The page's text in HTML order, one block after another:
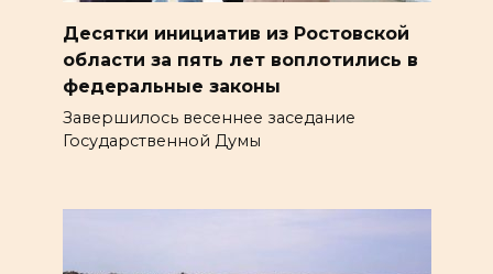
Десятки инициатив из Ростовской
области за пять лет воплотились в
федеральные законы
Завершилось весеннее заседание
Государственной Думы